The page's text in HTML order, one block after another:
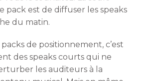
pack est de diffuser les speaks
du matin.
de positionnement, c’est
des speaks courts qui ne
les auditeurs à la